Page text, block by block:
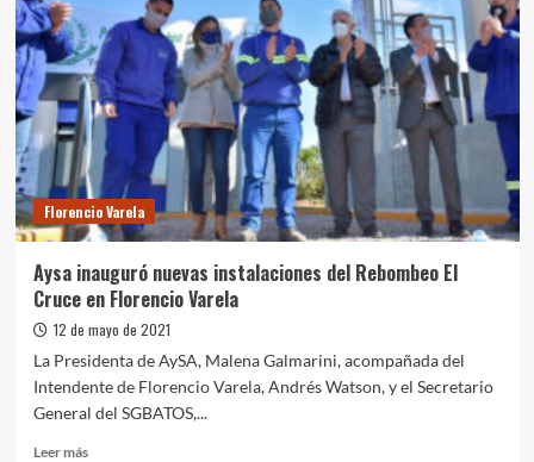
habilitaron
una
red
de
agua
potable
para
2500
familias
de
Longchamps
Florencio Varela
Aysa inauguró nuevas instalaciones del Rebombeo El
Cruce en Florencio Varela
12 de mayo de 2021
La Presidenta de AySA, Malena Galmarini, acompañada del
Intendente de Florencio Varela, Andrés Watson, y el Secretario
General del SGBATOS,...
Leer másLeer